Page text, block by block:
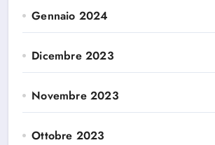
Gennaio 2024
Dicembre 2023
Novembre 2023
Ottobre 2023